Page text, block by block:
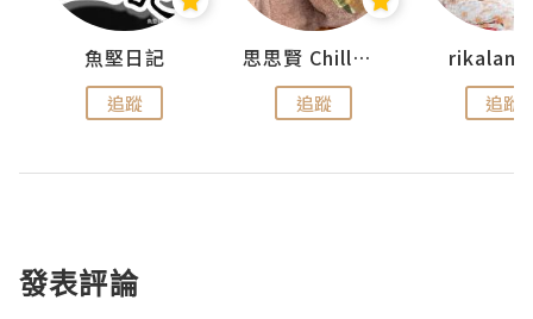
魚堅日記
追蹤
思思賢 ChillMyBabe
追蹤 追蹤
發表評論